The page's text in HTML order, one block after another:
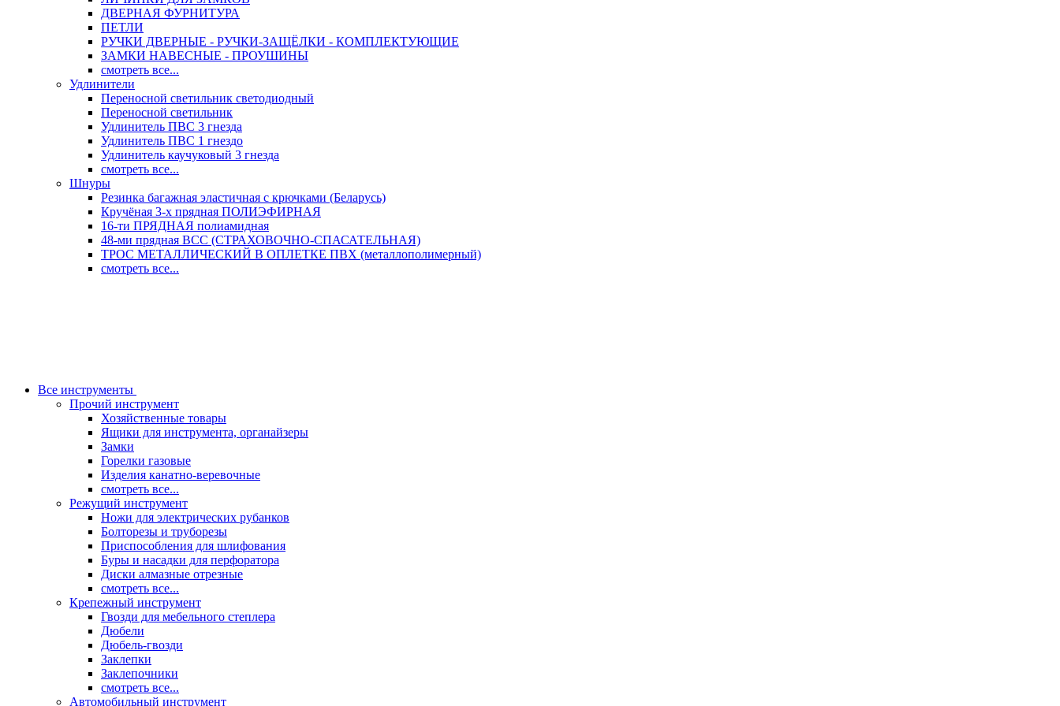
ДВЕРНАЯ ФУРНИТУРА
ПЕТЛИ
РУЧКИ ДВЕРНЫЕ - РУЧКИ-ЗАЩЁЛКИ - КОМПЛЕКТУЮЩИЕ
ЗАМКИ НАВЕСНЫЕ - ПРОУШИНЫ
смотреть все...
Удлинители
Переносной светильник светодиодный
Переносной светильник
Удлинитель ПВС 3 гнезда
Удлинитель ПВС 1 гнездо
Удлинитель каучуковый 3 гнезда
смотреть все...
Шнуры
Резинка багажная эластичная с крючками (Беларусь)
Кручёная 3-х прядная ПОЛИЭФИРНАЯ
16-ти ПРЯДНАЯ полиамидная
48-ми прядная ВСС (СТРАХОВОЧНО-СПАСАТЕЛЬНАЯ)
ТРОС МЕТАЛЛИЧЕСКИЙ В ОПЛЕТКЕ ПВХ (металлополимерный)
смотреть все...
Все инструменты
Прочий инструмент
Хозяйственные товары
Ящики для инструмента, органайзеры
Замки
Горелки газовые
Изделия канатно-веревочные
смотреть все...
Режущий инструмент
Ножи для электрических рубанков
Болторезы и труборезы
Приспособления для шлифования
Буры и насадки для перфоратора
Диски алмазные отрезные
смотреть все...
Крепежный инструмент
Гвозди для мебельного степлера
Дюбели
Дюбель-гвозди
Заклепки
Заклепочники
смотреть все...
Автомобильный инструмент